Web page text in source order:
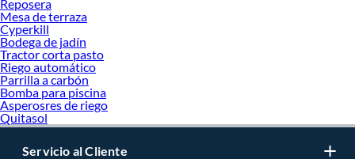
que busques mantener tu jardín o enfrentar grandes proyectos forestales.
Más productos con increíbles ofertas:
Herramientas y maquinarias de jardín
Herramientas de jardín
Herramientas y máquinas
Tractores corta pasto
Cortadoras de pasto
Desbrozadoras y orilladoras
Ahoyadores
Reposera
Mesa de terraza
Cyperkill
Bodega de jadín
Tractor corta pasto
Riego automático
Parrilla a carbón
Bomba para piscina
Asperosres de riego
Quitasol
Servicio al Cliente